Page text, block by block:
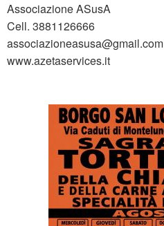
Associazione ASusA
Cell. 3881126666
associazioneasusa@gmail.com
www.azetaservices.it